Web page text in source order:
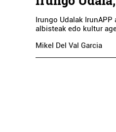
Irungo Udalak
albisteak edo kultur
Mikel Del Val Garcia